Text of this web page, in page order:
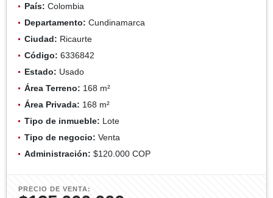
País: Colombia
Departamento: Cundinamarca
Ciudad: Ricaurte
Código: 6336842
Estado: Usado
Área Terreno: 168 m²
Área Privada: 168 m²
Tipo de inmueble: Lote
Tipo de negocio: Venta
Administración: $120.000 COP
PRECIO DE VENTA: